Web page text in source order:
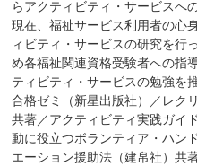
らアクティビティ・サービスへ
現在、福祉サービス利用者の心
ィビティ・サービスの研究を行
め各福祉関連資格受験者への指
ティビティ・サービスの勉強を
合格ゼミ（新星出版社）／レク
共著／アクティビティ実践ガイ
動に役立つボランティア・ハン
エーション援助法（建帛社）共